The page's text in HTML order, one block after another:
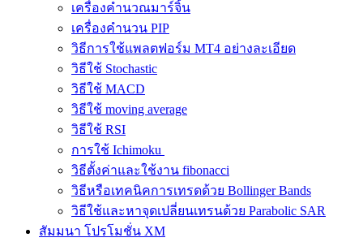
เครื่องคำนวณมาร์จิ้น
เครื่องคำนวน PIP
วิธีการใช้แพลตฟอร์ม MT4 อย่างละเอียด
วิธีใช้ Stochastic
วิธีใช้ MACD
วิธีใช้ moving average
วิธีใช้ RSI
การใช้ Ichimoku
วิธีตั้งค่าและใช้งาน fibonacci
วิธีหรือเทคนิคการเทรดด้วย Bollinger Bands
วิธีใช้และหาจุดเปลี่ยนเทรนด้วย Parabolic SAR
สัมมนา โปรโมชั่น XM